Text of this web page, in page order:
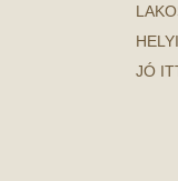
JÓ